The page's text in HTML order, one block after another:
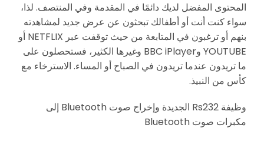
المحتوى المفضل لديك دائمًا في المقدمة وفي المنتصف. لذا،
سواء كنت أنت أو أطفالك تبحثون عن عرض جديد لمشاهدته
بنهم أو ترغبون في المتابعة من حيث توقفت عبر NETFLIX أو
YOUTUBE وBBC iPlayer وغيرها الكثير، فستحصلون على
ما تريدون عندما تريدون في الصباح أو المساء. الاسترخاء مع
كأس من النبيذ.
وظيفة Rs232 الجديدة وإخراج صوت Bluetooth إلى
مكبرات صوت Bluetooth